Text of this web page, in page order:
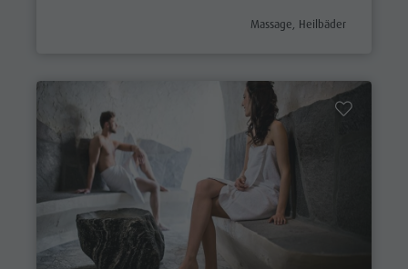
aria.poi_category_prefix
Massage, Heilbäder